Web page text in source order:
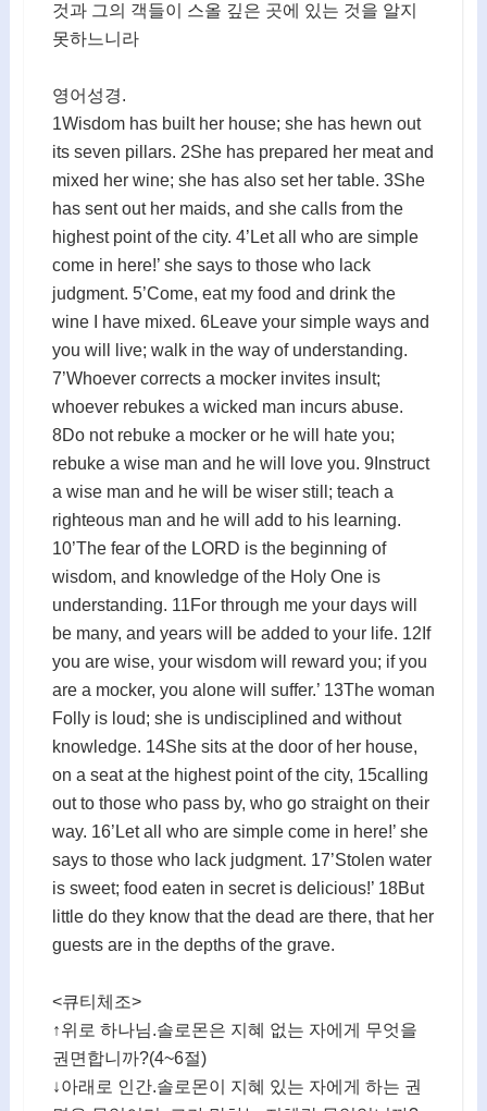
것과 그의 객들이 스올 깊은 곳에 있는 것을 알지
못하느니라
영어성경.
1Wisdom has built her house; she has hewn out
its seven pillars. 2She has prepared her meat and
mixed her wine; she has also set her table. 3She
has sent out her maids, and she calls from the
highest point of the city. 4’Let all who are simple
come in here!’ she says to those who lack
judgment. 5’Come, eat my food and drink the
wine I have mixed. 6Leave your simple ways and
you will live; walk in the way of understanding.
7’Whoever corrects a mocker invites insult;
whoever rebukes a wicked man incurs abuse.
8Do not rebuke a mocker or he will hate you;
rebuke a wise man and he will love you. 9Instruct
a wise man and he will be wiser still; teach a
righteous man and he will add to his learning.
10’The fear of the LORD is the beginning of
wisdom, and knowledge of the Holy One is
understanding. 11For through me your days will
be many, and years will be added to your life. 12If
you are wise, your wisdom will reward you; if you
are a mocker, you alone will suffer.’ 13The woman
Folly is loud; she is undisciplined and without
knowledge. 14She sits at the door of her house,
on a seat at the highest point of the city, 15calling
out to those who pass by, who go straight on their
way. 16’Let all who are simple come in here!’ she
says to those who lack judgment. 17’Stolen water
is sweet; food eaten in secret is delicious!’ 18But
little do they know that the dead are there, that her
guests are in the depths of the grave.
<큐티체조>
↑위로 하나님.솔로몬은 지혜 없는 자에게 무엇을
권면합니까?(4~6절)
↓아래로 인간.솔로몬이 지혜 있는 자에게 하는 권